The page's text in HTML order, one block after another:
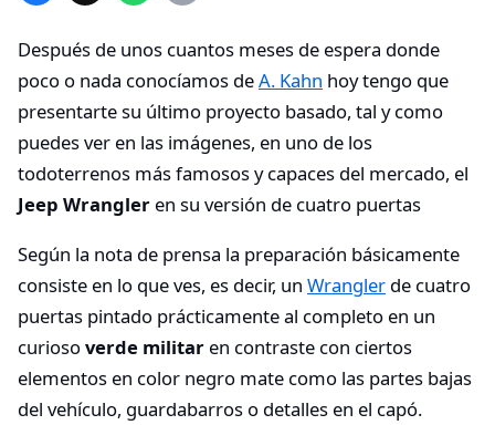
Después de unos cuantos meses de espera donde
poco o nada conocíamos deA. Kahn hoy tengo que
presentarte su último proyecto basado, tal y como
puedes ver en las imágenes, en uno de los
todoterrenos más famosos y capaces del mercado, el
Jeep Wrangler en su versión de cuatro puertas
Según la nota de prensa la preparación básicamente
consiste en lo que ves, es decir, un Wrangler de cuatro
puertas pintado prácticamente al completo en un
curiosoverde militar en contraste con ciertos
elementos en color negro mate como las partes bajas
del vehículo, guardabarros o detalles en el capó.